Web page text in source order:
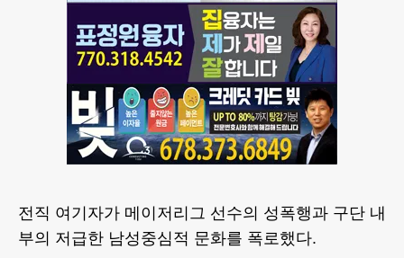
전직 여기자가 메이저리그 선수의 성폭행과 구단 내
부의 저급한 남성중심적 문화를 폭로했다.